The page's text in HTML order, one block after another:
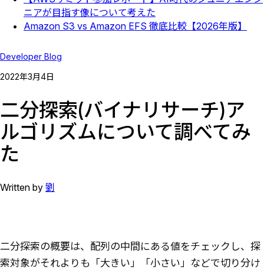
ニアが目指す像について考えた
Amazon S3 vs Amazon EFS 徹底比較【2026年版】
Developer Blog
2022年3月4日
二分探索(バイナリサーチ)ア
ルゴリズムについて調べてみ
た
Written by 劉
二分探索の概要は、配列の中間にある値をチェックし、探
索対象がそれよりも「大きい」「小さい」などで切り分け